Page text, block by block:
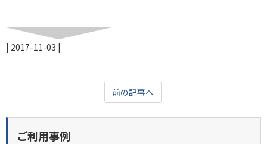
| 2017-11-03 |
前の記事へ
ご利用事例